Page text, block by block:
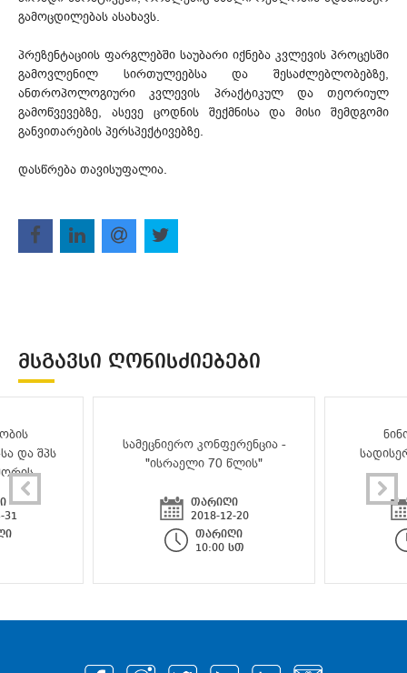
გამოცდილებას ასახავს.
პრეზენტაციის ფარგლებში საუბარი იქნება კვლევის პროცესში
გამოვლენილ სირთულეებსა და შესაძლებლობებზე,
ანთროპოლოგიური კვლევის პრაქტიკულ და თეორიულ
გამოწვევებზე, ასევე ცოდნის შექმნისა და მისი შემდგომი
განვითარების პერსპექტივებზე.
დასწრება თავისუფალია.
ᲛᲡᲒᲐᲕᲡᲘ ᲦᲝᲜᲘᲡᲫᲘᲔᲑᲔᲑᲘ
და შპს
31
სამეცნიერო კონფერენცია -
"ისრაელი 70 წლის"
თარიღი
2018-12-20
თარიღი
10:00 სთ